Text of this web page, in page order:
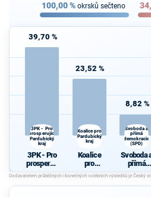
100,00% okrsků sečteno
39,70 %
3PK - Pro
prosperující
Pardubický
kraj
3PK - Pro
prosperují
cí
Pardubick
ý kraj
23,52 %
Koalice pro
Pardubický
kraj
Koalice
pro
Pardubick
ý kraj
8,82 %
Svoboda a
přímá
demokracie
(SPD)
Svoboda
přímá
demokraci
e (SPD)